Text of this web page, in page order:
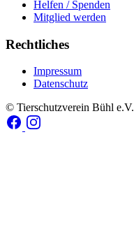
Helfen / Spenden
Mitglied werden
Rechtliches
Impressum
Datenschutz
© Tierschutzverein Bühl e.V.